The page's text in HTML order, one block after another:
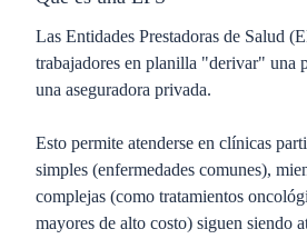
Las Entidades Prestadoras de Salud
trabajadores en planilla "derivar" una
una aseguradora privada.
Esto permite atenderse en clínicas
simples (enfermedades comunes),
complejas (como tratamientos
mayores de alto costo) siguen siendo